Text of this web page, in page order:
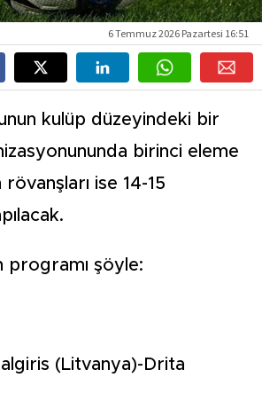
6 Temmuz 2026 Pazartesi 16:51
kulüp düzeyindeki bir
birinci eleme
rövanşları ise 14-15
programı şöyle:
(Litvanya)-Drita